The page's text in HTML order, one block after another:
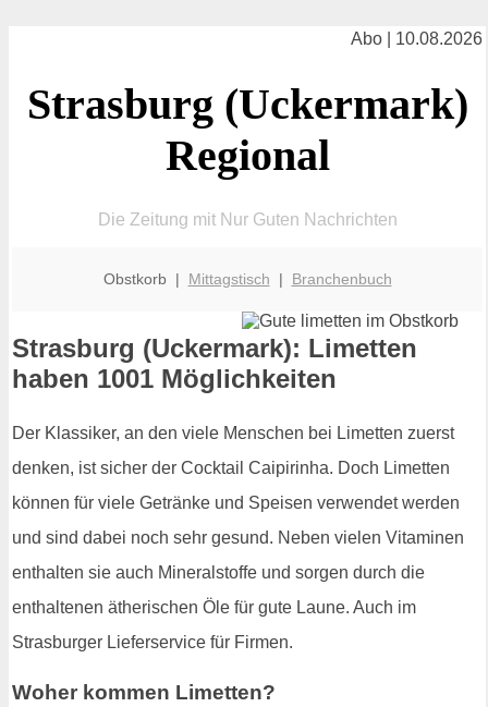
Abo | 10.08.2026
Strasburg (Uckermark)
Regional
Die Zeitung mit Nur Guten Nachrichten
Obstkorb | Mittagstisch | Branchenbuch
Strasburg (Uckermark): Limetten
haben 1001 Möglichkeiten
Der Klassiker, an den viele Menschen bei Limetten zuerst
denken, ist sicher der Cocktail Caipirinha. Doch Limetten
können für viele Getränke und Speisen verwendet werden
und sind dabei noch sehr gesund. Neben vielen Vitaminen
enthalten sie auch Mineralstoffe und sorgen durch die
enthaltenen ätherischen Öle für gute Laune. Auch im
Strasburger Lieferservice für Firmen.
Woher kommen Limetten?